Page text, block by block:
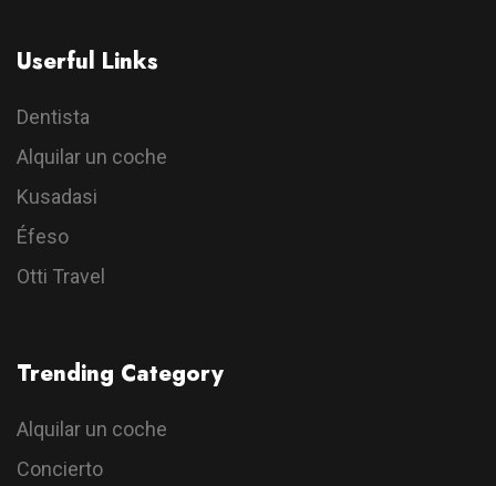
Userful Links
Dentista
Alquilar un coche
Kusadasi
Éfeso
Otti Travel
Trending Category
Alquilar un coche
Concierto